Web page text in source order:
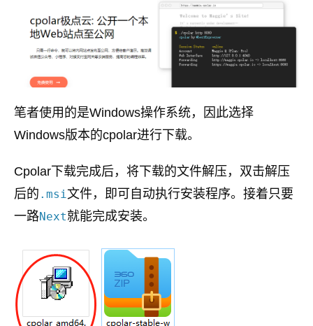
笔者使用的是Windows操作系统，因此选择
Windows版本的cpolar进行下载。
Cpolar下载完成后，将下载的文件解压，双击解压
后的 .msi文件，即可自动执行安装程序。接着只要
一路Next就能完成安装。